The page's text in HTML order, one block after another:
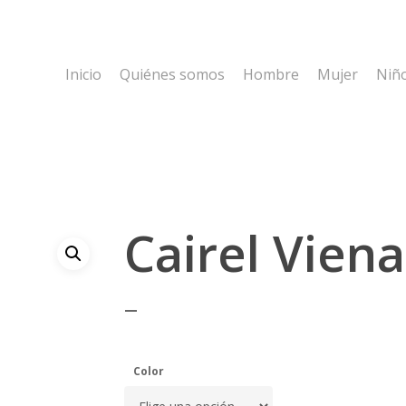
Inicio Quiénes somos Hombre Mujer
Cairel Viena
–
Color